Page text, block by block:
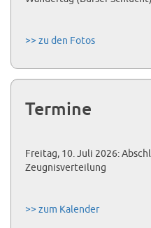
>> zu den Fotos
Termine
Freitag, 10. Juli 2026:
Zeugnisverteilung
>> zum Kalender